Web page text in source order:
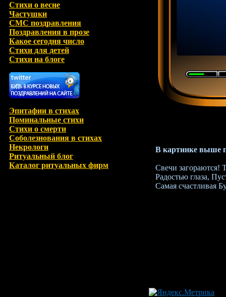
Стихи о весне
Частушки
СМС поздравления
Поздравления в прозе
Какое сегодня число
Стихи для детей
Стихи на блоге
Эпитафии в стихах
Поминальные стихи
Стихи о смерти
Соболезнования в стихах
Некрологи
Ритуальный блог
Каталог ритуальных фирм
В картинке выше
Свечи загораются!
Радостью глаза,
Самая счастливая